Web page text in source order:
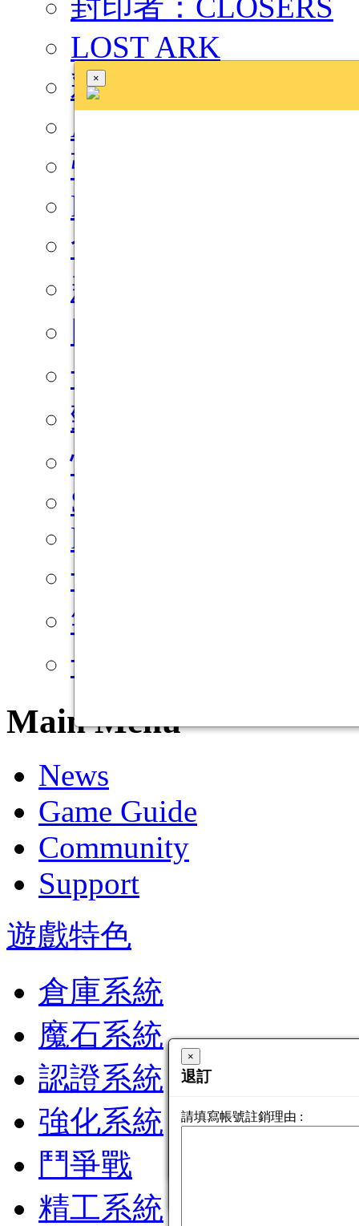
LOST ARK
彩虹島物語
A.V.A
強棒出擊
Freestyle: Reboot
命運骰很大
新熱血江湖
十二之天M Reborn
勁舞團 M
快樂玩STORE
Special Force
PriStonTaleM
十二之天M Origin
笑傲江湖 4K Online
十二之天2
Main Menu
News
Game Guide
Community
Support
遊戲特色
倉庫系統
魔石系統
認證系統
強化系統
鬥爭戰
精工系統
×
ud Login
帳號 :
×
帳密找回
找回帳號
×
×
Email 未認識
需Email驗證才能啟動遊戲
×
退訂
請填寫帳號註銷理由 :